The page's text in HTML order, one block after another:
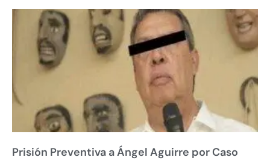
Prisión Preventiva a Ángel Aguirre por Caso